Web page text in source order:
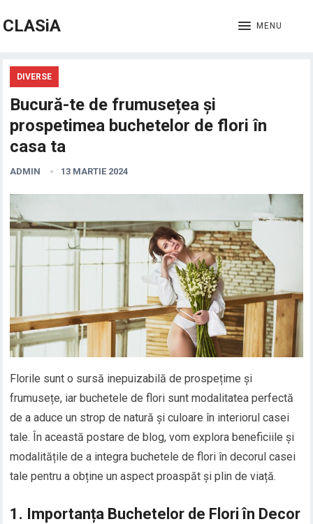
CLASiA MENU
DIVERSE
Bucură-te de frumusețea și
prospetimea buchetelor de flori în
casa ta
ADMIN 13 MARTIE 2024
Florile sunt o sursă inepuizabilă de prospețime și
frumusețe, iar buchetele de flori sunt modalitatea perfectă
de a aduce un strop de natură și culoare în interiorul casei
tale. În această postare de blog, vom explora beneficiile și
modalitățile de a integra buchetele de flori în decorul casei
tale pentru a obține un aspect proaspăt și plin de viață.
1. Importanța Buchetelor de Flori în Decor